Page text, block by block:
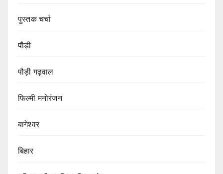
पुस्तक चर्चा
पौड़ी
पौड़ी गढ़वाल
फिल्मी मनोरंजन
बागेश्वर
बिहार